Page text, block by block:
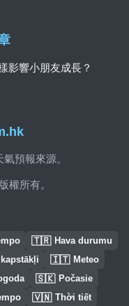
預報來源。
權所有。
影響小朋友成長？
🇹🇷 Hava durumu
🇮🇹 Meteo
🇸🇰 Počasie
🇻🇳 Thời tiết